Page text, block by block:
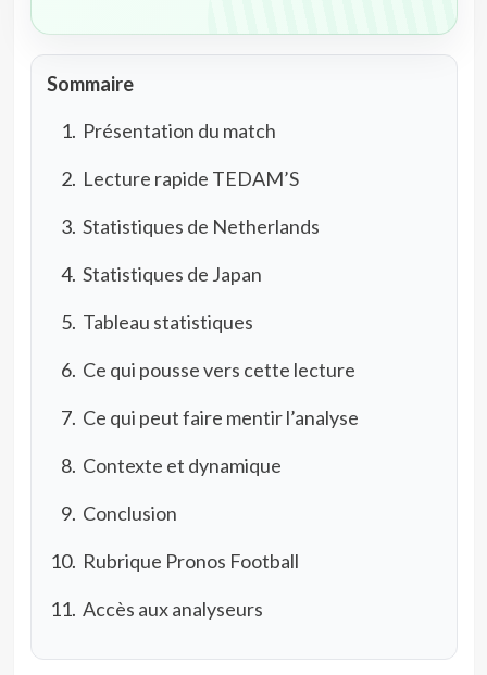
Sommaire
Présentation du match
Lecture rapide TEDAM’S
Statistiques de Netherlands
Statistiques de Japan
Tableau statistiques
Ce qui pousse vers cette lecture
Ce qui peut faire mentir l’analyse
Contexte et dynamique
Conclusion
Rubrique Pronos Football
Accès aux analyseurs